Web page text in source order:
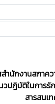
สำนักงานสภาค
นวปฏิบัติในกา
สารสนเ